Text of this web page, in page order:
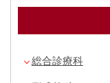
総合診療科